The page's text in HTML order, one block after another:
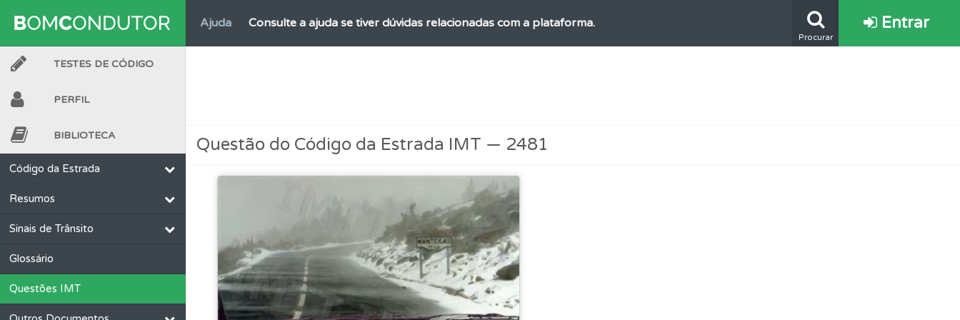
Ajuda Consulte a ajuda se tiver dúvidas relacionadas com a plataforma.
Consulte os comentários da questão quando tem dúvidas.
Testes Veja o nível de dificuldade do teste quando o termina.
Testes O teste "Erradas" apresenta-lhe questões que errou e não voltou a responder.
Procurar
Entrar
TESTES DE CÓDIGO
PERFIL
BIBLIOTECA
Código da Estrada
Resumos
Sinais de Trânsito
Glossário
Questões IMT
Questão do Código da Estrada IMT — 2481